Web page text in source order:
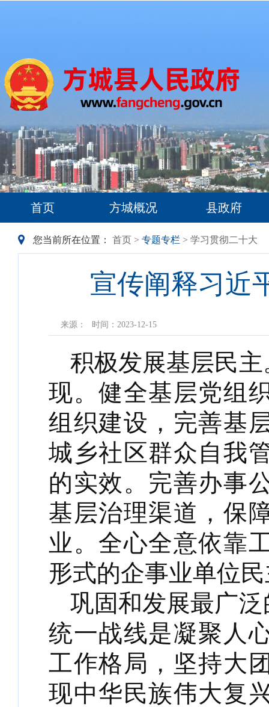
首页 方城概况 县政府
您当前所在位置： 首页 > 专题专栏 > 学习贯彻二十大
宣传阐释习近
来源： 时间：2023-12-15
积极发展基层民
现。健全基层党组
组织建设，完善基
城乡社区群众自我
的实效。完善办事
基层治理渠道，保
业。全心全意依靠
形式的企事业单位
巩固和发展最广
统一战线是凝聚人
工作格局，坚持大
现中华民族伟大复